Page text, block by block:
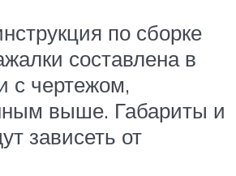
по сборке
составлена в
с чертежом,
выше. Габариты и
зависеть от